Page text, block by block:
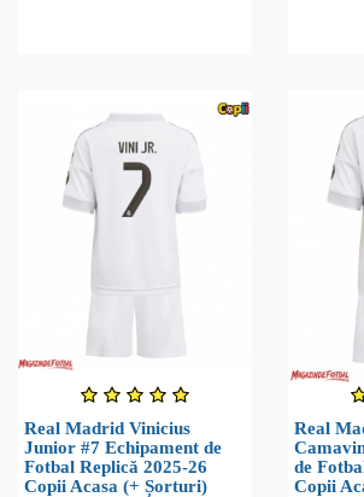
Real Madrid Vinicius
Junior #7 Echipament de
Fotbal Replică 2025-26
Copii Acasa (+ Șorturi)
Real
de
Copii